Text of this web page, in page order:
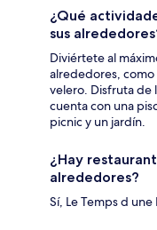
¿Qué
sus
Diviértete al
alrededores, como
velero. Disfruta de
cuenta con una
picnic y un jardín.
¿Hay
alrededores?
Sí, Le Temps d